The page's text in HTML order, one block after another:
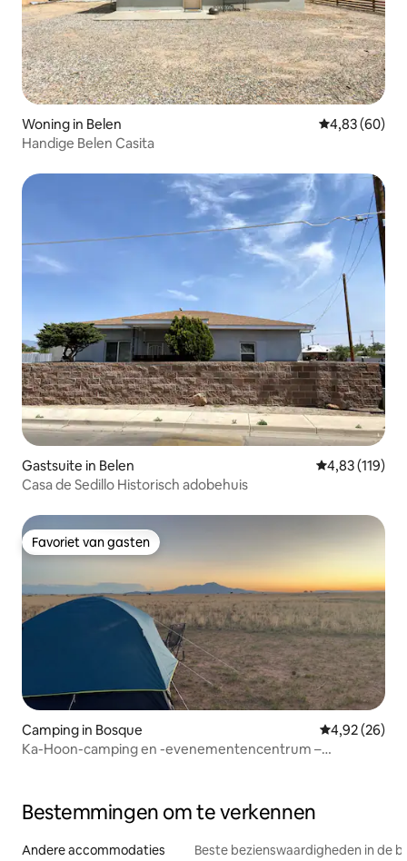
Woning in Belen Gemiddelde
4,83 (60)
Handige Belen Casita
Gastsuite in Belen Gemiddelde
4,83 (119)
Casa de Sedillo Historisch adobehuis
Favoriet van gasten
Favoriet van gasten
Camping in Bosque Gemiddelde
4,92 (26)
Ka-Hoon-camping en -evenementencentrum –
Bestemmingen om te verkennen
Andere accommodaties Beste bezienswaardigheden in de